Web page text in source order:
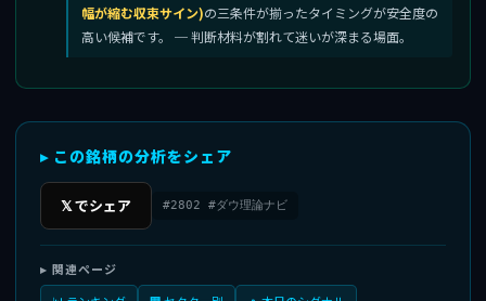
幅が縮む収束サイン)の三条件が揃ったタイミングが安全度の
高い候補です。 ─ 判断材料が割れて迷いが深まる場面。
▸ この銘柄の分析をシェア
𝕏 でシェア #2802 #ダウ理論ナビ
▸ 関連ページ